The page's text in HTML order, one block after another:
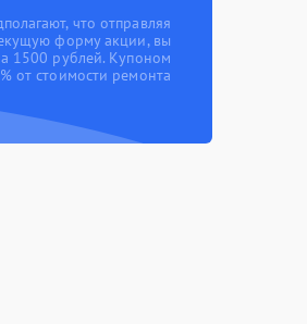
что отправляя
форму акции, вы
1500 рублей. Купоном
от стоимости ремонта